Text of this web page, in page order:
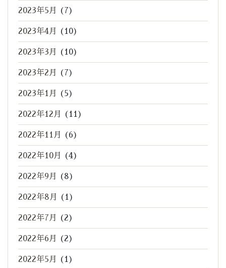
2023年5月 (7)
2023年4月 (10)
2023年3月 (10)
2023年2月 (7)
2023年1月 (5)
2022年12月 (11)
2022年11月 (6)
2022年10月 (4)
2022年9月 (8)
2022年8月 (1)
2022年7月 (2)
2022年6月 (2)
2022年5月 (1)